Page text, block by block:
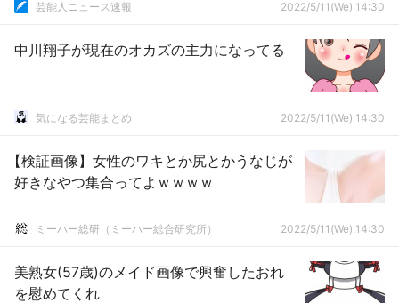
芸能人ニュース速報 2022/5/11(We) 14:30
中川翔子が現在のオカズの主力になってる
気になる芸能まとめ 2022/5/11(We) 14:30
【検証画像】女性のワキとか尻とかうなじが
好きなやつ集合ってよｗｗｗｗ
ミーハー総研（ミーハー総合研究所） 2022/5/11(We) 14:30
美熟女(57歳)のメイド画像で興奮したおれ
を慰めてくれ